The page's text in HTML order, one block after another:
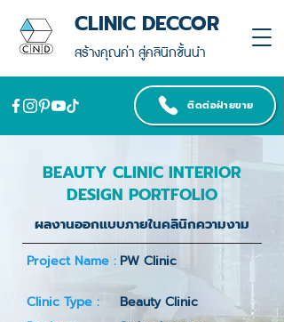
สร้างคุณค่า สู่คลินิกชั้นนำ
CLINIC DECCOR
ติดต่อฝ่ายขาย
BEAUTY CLINIC INTERIOR
DESIGN PORTFOLIO
ผลงานออกแบบภายในคลินิกความงาม
Project Name : PW Clinic
Clinic Type :
Beauty Clinic